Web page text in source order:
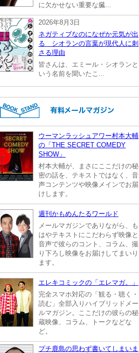
に欠かせない重要な臓...
2026年8月3日
ネガティブなのになぜか元気が出
る シオランの言葉が現代人に刺
さる理由
皆さんは、エミール・シオランと
いう名前を聞いたこ...
ウーマンラッシュアワー村本大輔
の「THE SECRET COMEDY
SHOW」
村本大輔が、まさにここだけの秘
密の話を、テキストではなく、音
声コンテンツや映像メインでお届
けします。
週刊かもめんたるワールド
メールマガジンでありながら、も
はやテキストにこだわらず映像と
音声で彼らのコント、コラム、撮
り下ろし映像をお届けしてまいり
ます。
エレキコミックの「エレマガ。」
完全スマホ対応の「観る・聴く・
読む」全部入りハイブリッドメー
ルマガジン。ここだけの彼らの秘
蔵映像、コラム、トークなどな
ど。
プチ鹿島の思わず書いてしまいま